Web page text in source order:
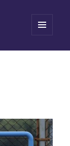
ーとウ